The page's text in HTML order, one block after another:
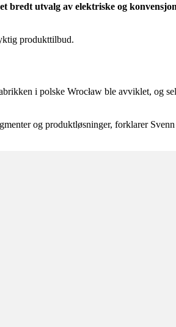
utvalg av elektriske og
produkttilbud.
i polske Wrocław ble avviklet, og
og produktløsninger, forklarer